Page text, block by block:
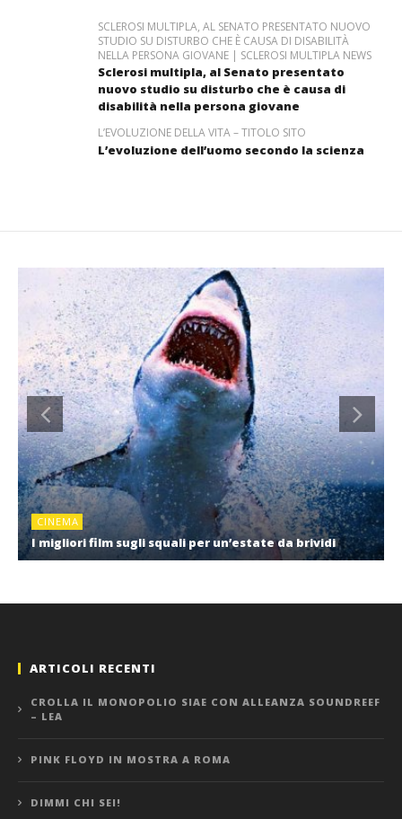
SCLEROSI MULTIPLA, AL SENATO PRESENTATO NUOVO
STUDIO SU DISTURBO CHE È CAUSA DI DISABILITÀ
NELLA PERSONA GIOVANE | SCLEROSI MULTIPLA NEWS
Sclerosi multipla, al Senato presentato
nuovo studio su disturbo che è causa di
disabilità nella persona giovane
L’EVOLUZIONE DELLA VITA – TITOLO SITO
L’evoluzione dell’uomo secondo la scienza
CINEMA
I migliori film sugli squali per un’estate da brividi
ARTICOLI RECENTI
CROLLA IL MONOPOLIO SIAE CON ALLEANZA SOUNDREEF
– LEA
PINK FLOYD IN MOSTRA A ROMA
DIMMI CHI SEI!